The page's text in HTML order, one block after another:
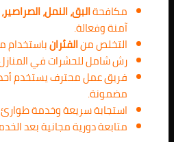
مكافحةالبق، النمل،
آمنة وفعالة.
التخلص منالفئرانباستخدام
رش شامل للحشرات في المنازل،
فريق عمل محترف يستخدم
مضمونة.
استجابة سريعة وخدمة
متابعة دورية مجانية بعد